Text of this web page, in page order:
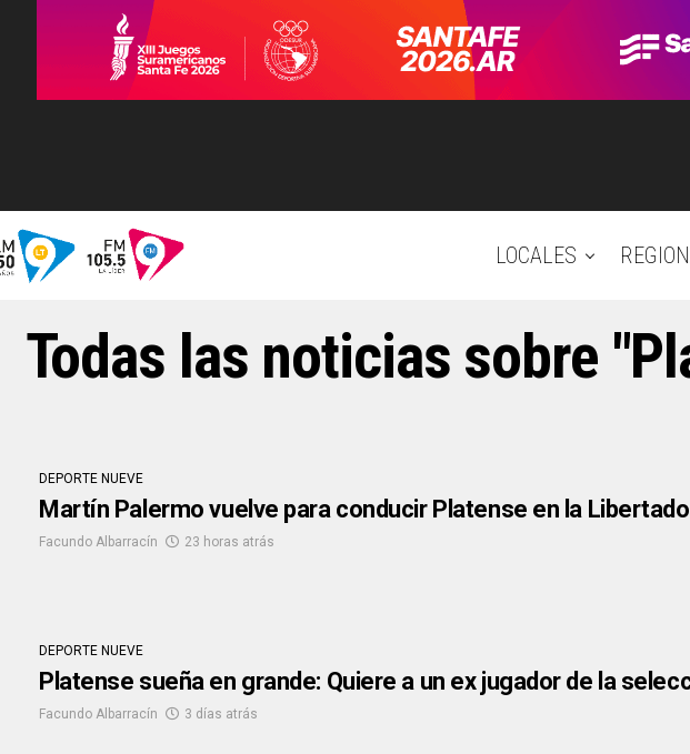
LOCALES
Todas las noticias sobre
DEPORTE NUEVE
Martín Palermo vuelve para conducir Platense en la
Facundo Albarracín 23 horas atrás
DEPORTE NUEVE
Platense sueña en grande: Quiere a un ex jugador de la
Facundo Albarracín 3 días atrás